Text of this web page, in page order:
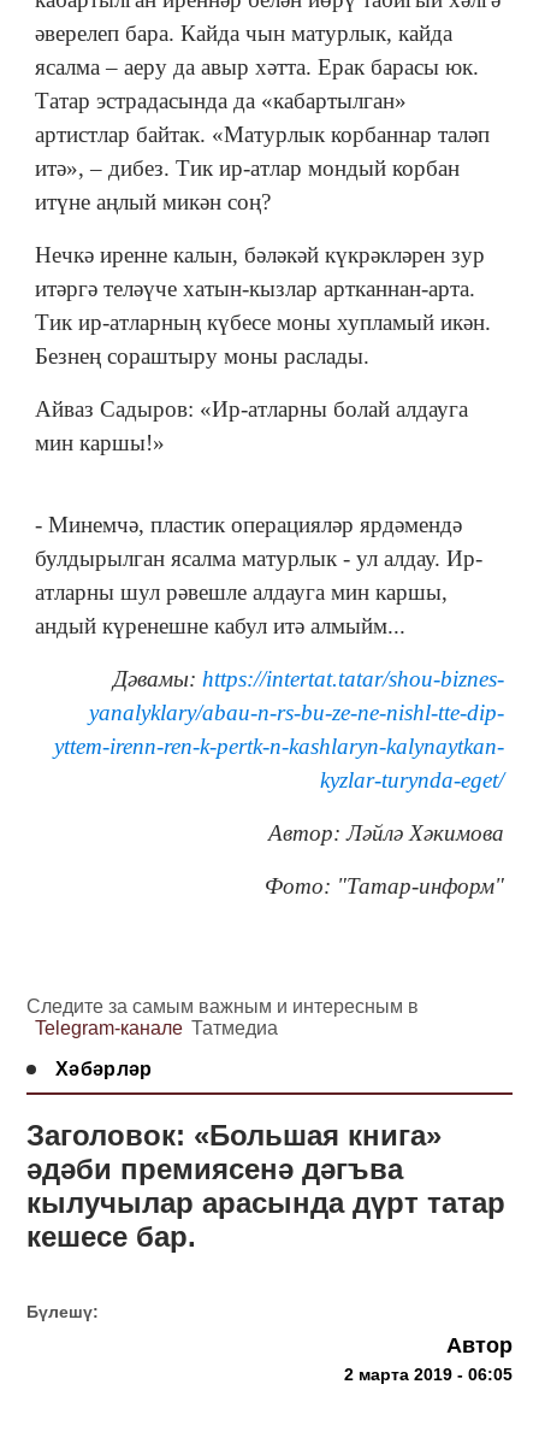
әверелеп бара. Кайда чын матурлык, кайда
ясалма – аеру да авыр хәтта. Ерак барасы юк.
Татар эстрадасында да «кабартылган»
артистлар байтак. «Матурлык корбаннар таләп
итә», – дибез. Тик ир-атлар мондый корбан
итүне аңлый микән соң?
Нечкә иренне калын, бәләкәй күкрәкләрен зур
итәргә теләүче хатын-кызлар артканнан-арта.
Тик ир-атларның күбесе моны хупламый икән.
Безнең сораштыру моны раслады.
Айваз Садыров: «Ир-атларны болай алдауга
мин каршы!»
- Минемчә, пластик операцияләр ярдәмендә
булдырылган ясалма матурлык - ул алдау. Ир-
атларны шул рәвешле алдауга мин каршы,
андый күренешне кабул итә алмыйм...
Дәвамы: https://intertat.tatar/shou-biznes-
yanalyklary/abau-n-rs-bu-ze-ne-nishl-tte-dip-
yttem-irenn-ren-k-pertk-n-kashlaryn-kalynaytkan-
kyzlar-turynda-eget/
Автор: Ләйлә Хәкимова
Фото: "Татар-информ"
Следите за самым важным и интересным в
Telegram-канале Татмедиа
Хәбәрләр
Заголовок: «Большая книга»
әдәби премиясенә дәгъва
кылучылар арасында дүрт татар
кешесе бар.
Бүлешү:
Автор
2 марта 2019 - 06:05